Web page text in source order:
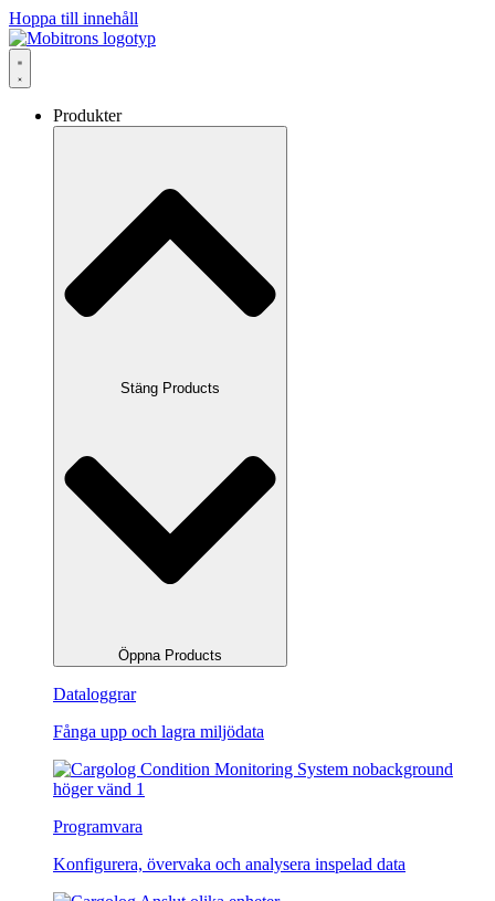
Hoppa till innehåll
Produkter
Stäng Products
Öppna Products
Dataloggrar
Fånga upp och lagra miljödata
Programvara
Konfigurera, övervaka och analysera inspelad data